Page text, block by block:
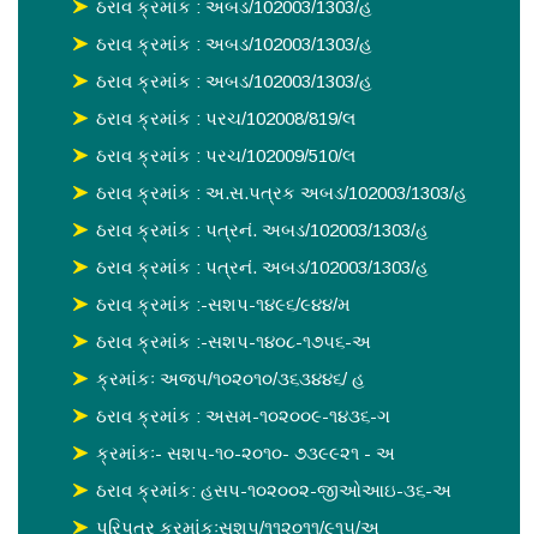
ઠરાવ ક્રમાંક : અબડ/102003/1303/હ
ઠરાવ ક્રમાંક : અબડ/102003/1303/હ
ઠરાવ ક્રમાંક : અબડ/102003/1303/હ
ઠરાવ ક્રમાંક : પરચ/102008/819/લ
ઠરાવ ક્રમાંક : પરચ/102009/510/લ
ઠરાવ ક્રમાંક : અ.સ.પત્રક અબડ/102003/1303/હ
ઠરાવ ક્રમાંક : પત્રનં. અબડ/102003/1303/હ
ઠરાવ ક્રમાંક : પત્રનં. અબડ/102003/1303/હ
ઠરાવ ક્રમાંક :-સશપ-૧૪૯૬/૯૪૪/મ
ઠરાવ ક્રમાંક :-સશપ-૧૪૦૮-૧૭૫૬-અ
ક્રમાંકઃ અજપ/૧૦૨૦૧૦/૩૬૩૪૪૬/ હ
ઠરાવ ક્રમાંક : અસમ-૧૦૨૦૦૯-૧૪૩૬-ગ
ક્રમાંકઃ- સશપ-૧૦-૨૦૧૦- ૭૩૯૯૨૧ - અ
ઠરાવ ક્રમાંક: હસપ-૧૦૨૦૦૨-જીઓઆઇ-૩૬-અ
પરિપત્ર ક્રમાંકઃસશપ/૧૧૨૦૧૧/૯૧૫/અ